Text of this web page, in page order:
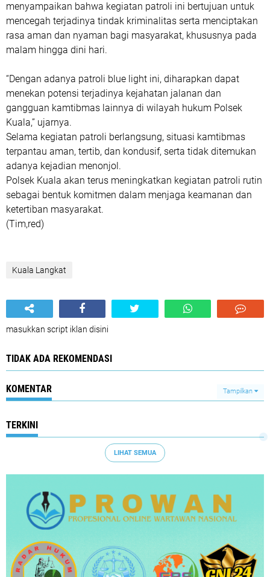
menyampaikan bahwa kegiatan patroli ini bertujuan untuk
mencegah terjadinya tindak kriminalitas serta menciptakan
rasa aman dan nyaman bagi masyarakat, khususnya pada
malam hingga dini hari.
“Dengan adanya patroli blue light ini, diharapkan dapat
menekan potensi terjadinya kejahatan jalanan dan
gangguan kamtibmas lainnya di wilayah hukum Polsek
Kuala,” ujarnya.
Selama kegiatan patroli berlangsung, situasi kamtibmas
terpantau aman, tertib, dan kondusif, serta tidak ditemukan
adanya kejadian menonjol.
Polsek Kuala akan terus meningkatkan kegiatan patroli rutin
sebagai bentuk komitmen dalam menjaga keamanan dan
ketertiban masyarakat.
(Tim,red)
Kuala Langkat
masukkan script iklan disini
TIDAK ADA REKOMENDASI
KOMENTAR Tampilkan
TERKINI
LIHAT SEMUA